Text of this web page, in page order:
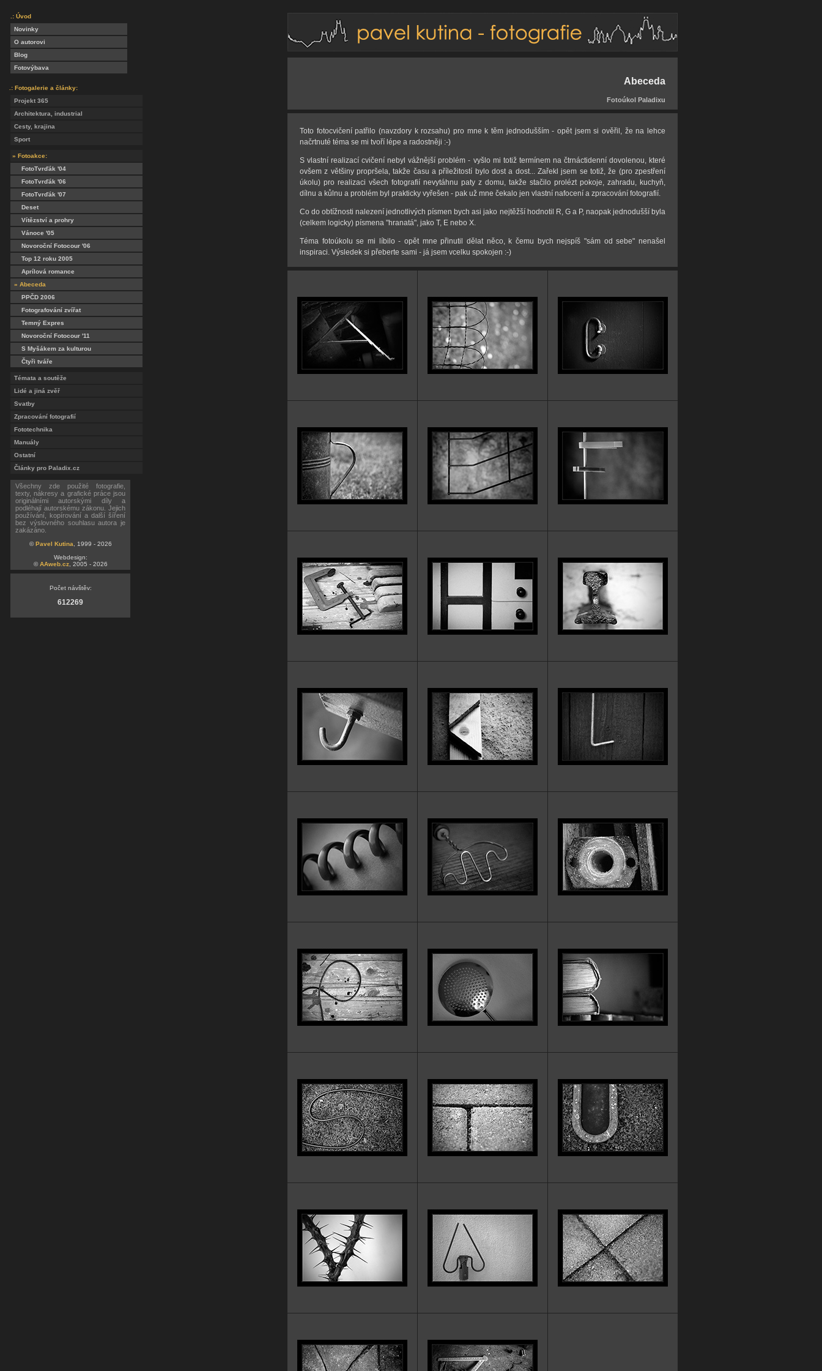
.: Úvod
Novinky
O autorovi
Blog
Fotovýbava
.: Fotogalerie a články:
Projekt 365
Architektura, industrial
Cesty, krajina
Sport
» Fotoakce:
FotoTvrďák '04
FotoTvrďák '06
FotoTvrďák '07
Deset
Vítězství a prohry
Vánoce '05
Novoroční Fotocour '06
Top 12 roku 2005
Aprílová romance
» Abeceda
PPČD 2006
Fotografování zvířat
Temný Expres
Novoroční Fotocour '11
S Myšákem za kulturou
Čtyři tváře
Témata a soutěže
Lidé a jiná zvěř
Svatby
Zpracování fotografií
Fototechnika
Manuály
Ostatní
Články pro Paladix.cz
Všechny zde použité fotografie,
texty, nákresy a grafické práce jsou
originálními autorskými díly a
podléhají autorskému zákonu. Jejich
používání, kopírování a další šíření
bez výslovného souhlasu autora je
zakázáno.
©Pavel Kutina , 1999 - 2026
Webdesign:
©AAweb.cz, 2005 - 2026
Počet návštěv:
612269
Abeceda
Fotoúkol Paladixu
Toto fotocvičení patřilo (navzdory k rozsahu) pro mne k těm jednodušším - opět jsem si ověřil, že na lehce
načrtnuté téma se mi tvoří lépe a radostněji :-)
S vlastní realizací cvičení nebyl vážnější problém - vyšlo mi totiž termínem na čtrnáctidenní dovolenou, které
ovšem z většiny propršela, takže času a příležitostí bylo dost a dost... Zařekl jsem se totiž, že (pro zpestření
úkolu) pro realizaci všech fotografií nevytáhnu paty z domu, takže stačilo prolézt pokoje, zahradu, kuchyň,
dílnu a kůlnu a problém byl prakticky vyřešen - pak už mne čekalo jen vlastní nafocení a zpracování fotografií.
Co do obtížnosti nalezení jednotlivých písmen bych asi jako nejtěžší hodnotil R, G a P, naopak jednodušší byla
(celkem logicky) písmena "hranatá", jako T, E nebo X.
Téma fotoúkolu se mi líbilo - opět mne přinutil dělat něco, k čemu bych nejspíš "sám od sebe" nenašel
inspiraci. Výsledek si přeberte sami - já jsem vcelku spokojen :-)